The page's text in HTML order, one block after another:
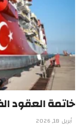
خاتمة العقود
أبريل 18, 2026